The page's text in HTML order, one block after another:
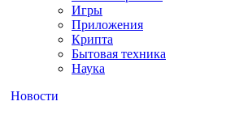
Игры
Приложения
Крипта
Бытовая техника
Наука
Новости